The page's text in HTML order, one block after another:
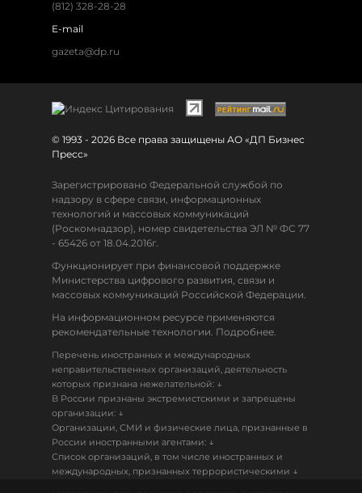
(812) 328-28-28
E-mail
gazeta@dp.ru
© 1993 - 2026 Все права защищены АО «ДП Бизнес
Пресс»
Зарегистрировано Федеральной службой по
надзору в сфере связи, информационных
технологий и массовых коммуникаций
(Роскомнадзор), номер свидетельства ЭЛ № ФС 77
- 65426 от 18.04.2016г.
Функционирует при финансовой поддержке
Министерства цифрового развития, связи и
массовых коммуникаций Российской Федерации.
На информационном ресурсе применяются
рекомендательные технологии. Подробнее.
Перечень иностранных и международных
неправительственных организаций, деятельность
которых признана нежелательной: ↓
В России признаны экстремистскими и запрещены
организации: ↓
Организации, СМИ и физические лица, признанные в
России иностранными агентами: ↓
Список организаций, в том числе иностранных и
международных, признанных террористическими ↓